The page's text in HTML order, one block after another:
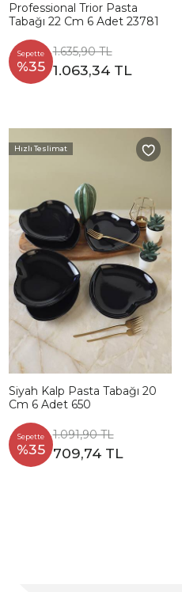
Professional Trior Pasta
Tabağı 22 Cm 6 Adet 23781
Sepette
%35
1.635,90 TL
1.063,34 TL
Hızlı Teslimat
Siyah Kalp Pasta Tabağı 20
Cm 6 Adet 650
Sepette
%35
1.091,90 TL
709,74 TL